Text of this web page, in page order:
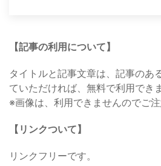
【記事の利用について】
タイトルと記事文章は、記事のあ
ていただければ、無料で利用できま
※画像は、利用できませんのでご注
【リンクついて】
リンクフリーです。